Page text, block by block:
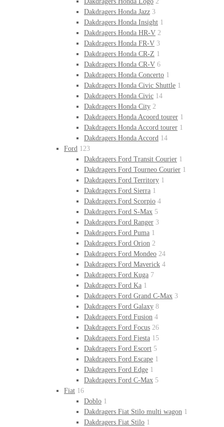
Dakdragers Honda Jazz 3
Dakdragers Honda Insight 1
Dakdragers Honda HR-V 2
Dakdragers Honda FR-V 3
Dakdragers Honda CR-Z 1
Dakdragers Honda CR-V 6
Dakdragers Honda Concerto 1
Dakdragers Honda Civic Shuttle 1
Dakdragers Honda Civic 14
Dakdragers Honda City 2
Dakdragers Honda Acoord tourer 1
Dakdragers Honda Accord tourer 1
Dakdragers Honda Accord 14
Ford 123
Dakdragers Ford Transit Courier 1
Dakdragers Ford Tourneo Courier 1
Dakdragers Ford Territory 1
Dakdragers Ford Sierra 1
Dakdragers Ford Scorpio 4
Dakdragers Ford S-Max 5
Dakdragers Ford Ranger 3
Dakdragers Ford Puma 1
Dakdragers Ford Orion 2
Dakdragers Ford Mondeo 24
Dakdragers Ford Maverick 4
Dakdragers Ford Kuga 7
Dakdragers Ford Ka 1
Dakdragers Ford Grand C-Max 3
Dakdragers Ford Galaxy 8
Dakdragers Ford Fusion 4
Dakdragers Ford Focus 26
Dakdragers Ford Fiesta 15
Dakdragers Ford Escort 5
Dakdragers Ford Escape 1
Dakdragers Ford Edge 1
Dakdragers Ford C-Max 5
Fiat 16
Doblo 1
Dakdragers Fiat Stilo multi wagon 1
Dakdragers Fiat Stilo 1